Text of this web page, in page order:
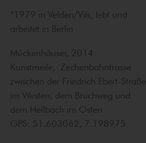
*1979 in Velden/Vils, lebt und
arbeitet in Berlin
Mückenhäuser, 2014
Kunstmeile, Zechenbahntrasse
zwischen der Friedrich Ebert-Straße
im Westen, dem Bruchweg und
dem Hellbach im Osten
GPS: 51.603062, 7.198975